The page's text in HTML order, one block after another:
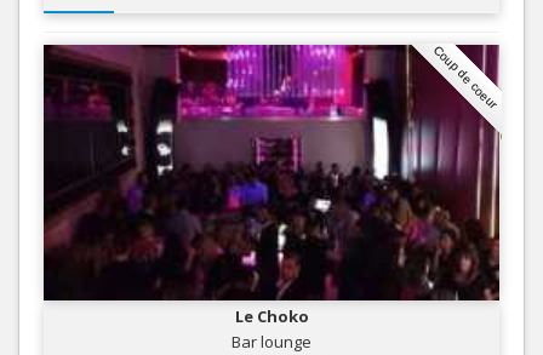
Coup de coeur
Le Choko
Bar lounge